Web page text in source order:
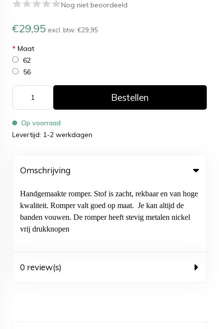
Nog niet beoordeeld
€29,95 excl. btw: €29,95
* Maat
62
56
Bestellen
Op voorraad
Levertijd: 1-2 werkdagen
Omschrijving
Handgemaakte romper. Stof is zacht, rekbaar en van hoge
kwaliteit. Romper valt goed op maat. Je kan altijd de
banden vouwen. De romper heeft stevig metalen nickel
vrij drukknopen
0 review(s)